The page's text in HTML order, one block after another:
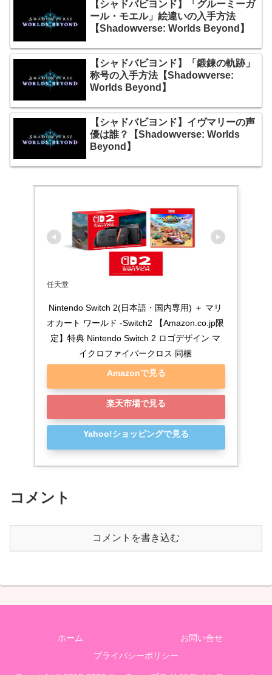
【シャドバビヨンド】「グルーミーガ
ール・モエル」絵違いの入手方法
【Shadowverse: Worlds Beyond】
【シャドバビヨンド】「鍛錬の軌跡」
称号の入手方法【Shadowverse:
Worlds Beyond】
【シャドバビヨンド】イヴマリーの声
優は誰？【Shadowverse: Worlds
Beyond】
任天堂
Nintendo Switch 2(日本語・国内専用) ＋ マリ
オカート ワールド -Switch2 【Amazon.co.jp限
定】特典 Nintendo Switch 2 ロゴデザイン マ
イクロファイバークロス 同梱
Amazonで見る
楽天市場で見る
Yahoo!ショッピングで見る
コメント
コメントを書き込む
ホーム
お問い合せ
プライバシーポリシー